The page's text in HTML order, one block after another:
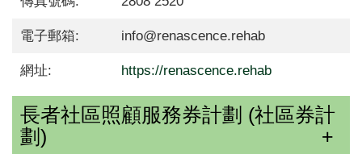
電子郵箱: info@renascence.rehab
網址: https://renascence.rehab
長者社區照顧服務券計劃 (社區券計
劃)